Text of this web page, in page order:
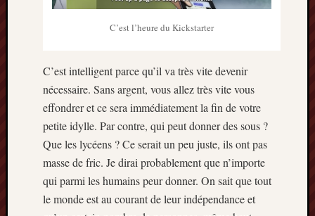
C’est l’heure du Kickstarter
C’est intelligent parce qu’il va très vite devenir
nécessaire. Sans argent, vous allez très vite vous
effondrer et ce sera immédiatement la fin de votre
petite idylle. Par contre, qui peut donner des sous ?
Que les lycéens ? Ce serait un peu juste, ils ont pas
masse de fric. Je dirai probablement que n’importe
qui parmi les humains peur donner. On sait que tout
le monde est au courant de leur indépendance et